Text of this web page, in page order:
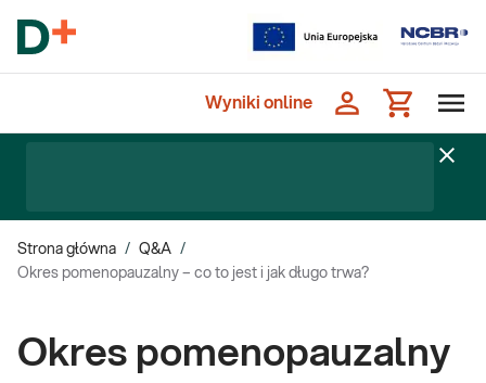
Wyniki online
Strona główna / Q&A /
Okres pomenopauzalny – co to jest i jak długo trwa?
Okres pomenopauzalny